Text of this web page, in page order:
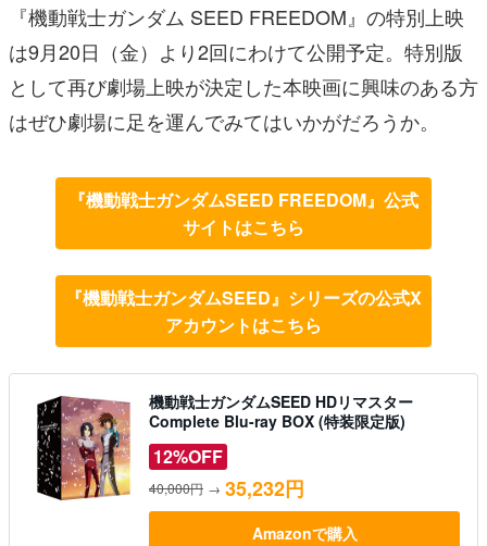
『機動戦士ガンダム SEED FREEDOM』の特別上映
は9月20日（金）より2回にわけて公開予定。特別版
として再び劇場上映が決定した本映画に興味のある方
はぜひ劇場に足を運んでみてはいかがだろうか。
『機動戦士ガンダムSEED FREEDOM』公式
サイトはこちら
『機動戦士ガンダムSEED』シリーズの公式X
アカウントはこちら
機動戦士ガンダムSEED HDリマスター
Complete Blu-ray BOX (特装限定版)
12%OFF
40,000円 → 35,232円
Amazonで購入